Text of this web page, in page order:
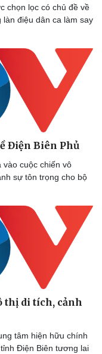
chọn lọc có chủ đề về
điệu dân ca làm say
Điện Biên Phủ
vào cuộc chiến vô
sự tôn trọng cho bộ
thị di tích, cảnh
tâm hiện hữu chính
Điện Biên tương lai